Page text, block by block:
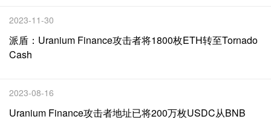
2023-11-30
派盾：Uranium Finance攻击者将1800枚ETH转至Tornado
Cash
2023-08-16
Uranium Finance攻击者地址已将200万枚USDC从BNB